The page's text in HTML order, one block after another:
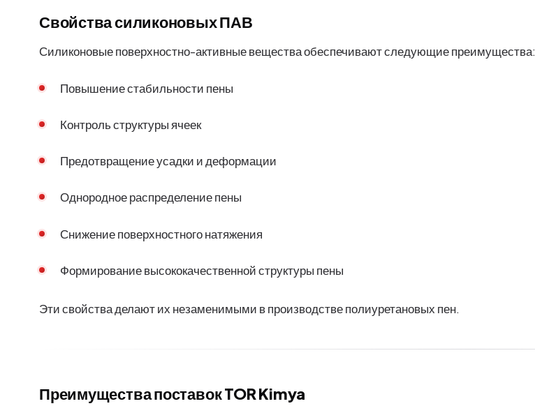
Свойства силиконовых ПАВ
Силиконовые поверхностно-активные вещества обеспечивают следующие преимущества:
Повышение стабильности пены
Контроль структуры ячеек
Предотвращение усадки и деформации
Однородное распределение пены
Снижение поверхностного натяжения
Формирование высококачественной структуры пены
Эти свойства делают их незаменимыми в производстве полиуретановых пен.
Преимущества поставок TOR Kimya